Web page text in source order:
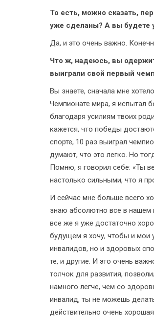
То есть, можно сказать,
уже сделаны? А вы будете
Да, и это очень важно.
Что ж, надеюсь, вы
выиграли свой первый
Вы знаете, сначала мне
Чемпионате мира, я испытал
благодаря усилиям твоих
кажется, что победы
спорте, 10 раз выиграл
думают, что это легко. Но
Помню, я говорил себе: «Ты
настолько сильными, что я
И сейчас мне больше всего
знаю абсолютно все в нашем
все же я уже достаточно
будущем я хочу, чтобы и мои
инвалидов, но и здоровых
те, и другие. И это очень
толчок для развития,
намного легче, чем со
инвалид, ты не можешь
действительно очень